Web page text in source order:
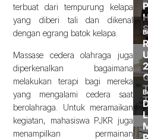
terbuat dari tempurung kelapa
yang diberi tali dan dikenal
dengan egrang batok kelapa.
Massase cedera olahraga juga
diperkenalkan bagaimana
melakukan terapi bagi mereka
yang mengalami cedera saat
berolahraga. Untuk meramaikan
kegiatan, mahasiswa PJKR juga
menampilkan permainan